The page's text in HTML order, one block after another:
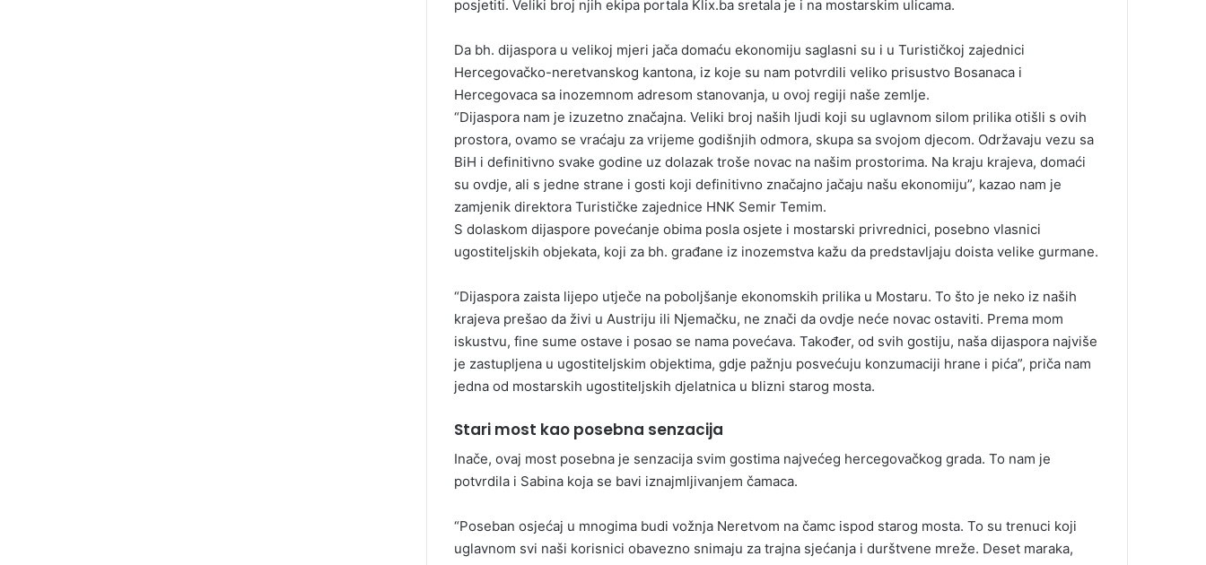
posjetiti. Veliki broj njih ekipa portala Klix.ba sretala je i na mostarskim ulicama.
Da bh. dijaspora u velikoj mjeri jača domaću ekonomiju saglasni su i u Turističkoj zajednici
Hercegovačko-neretvanskog kantona, iz koje su nam potvrdili veliko prisustvo Bosanaca i
Hercegovaca sa inozemnom adresom stanovanja, u ovoj regiji naše zemlje.
“Dijaspora nam je izuzetno značajna. Veliki broj naših ljudi koji su uglavnom silom prilika otišli s ovih
prostora, ovamo se vraćaju za vrijeme godišnjih odmora, skupa sa svojom djecom. Održavaju vezu sa
BiH i definitivno svake godine uz dolazak troše novac na našim prostorima. Na kraju krajeva, domaći
su ovdje, ali s jedne strane i gosti koji definitivno značajno jačaju našu ekonomiju”, kazao nam je
zamjenik direktora Turističke zajednice HNK Semir Temim.
S dolaskom dijaspore povećanje obima posla osjete i mostarski privrednici, posebno vlasnici
ugostiteljskih objekata, koji za bh. građane iz inozemstva kažu da predstavljaju doista velike gurmane.
“Dijaspora zaista lijepo utječe na poboljšanje ekonomskih prilika u Mostaru. To što je neko iz naših
krajeva prešao da živi u Austriju ili Njemačku, ne znači da ovdje neće novac ostaviti. Prema mom
iskustvu, fine sume ostave i posao se nama povećava. Također, od svih gostiju, naša dijaspora najviše
je zastupljena u ugostiteljskim objektima, gdje pažnju posvećuju konzumaciji hrane i pića”, priča nam
jedna od mostarskih ugostiteljskih djelatnica u blizni starog mosta.
Stari most kao posebna senzacija
Inače, ovaj most posebna je senzacija svim gostima najvećeg hercegovačkog grada. To nam je
potvrdila i Sabina koja se bavi iznajmljivanjem čamaca.
“Poseban osjećaj u mnogima budi vožnja Neretvom na čamc ispod starog mosta. To su trenuci koji
uglavnom svi naši korisnici obavezno snimaju za trajna sjećanja i durštvene mreže. Deset maraka,